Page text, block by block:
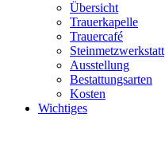
Übersicht
Trauerkapelle
Trauercafé
Steinmetzwerkstatt
Ausstellung
Bestattungsarten
Kosten
Wichtiges